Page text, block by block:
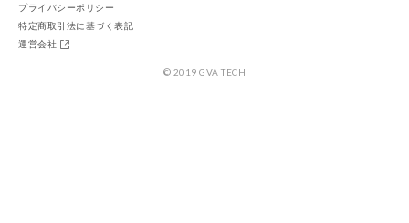
プライバシーポリシー
特定商取引法に基づく表記
運営会社
© 2019 GVA TECH